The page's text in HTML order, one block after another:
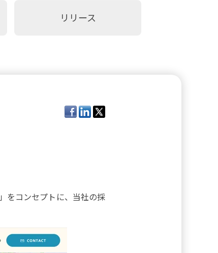
リリース
」をコンセプトに、当社の採